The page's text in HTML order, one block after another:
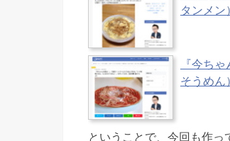
タンメン
『今ち
そうめん
ということで、今回も作っ